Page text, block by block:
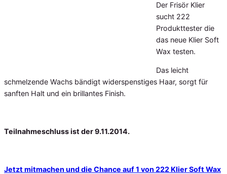
Der Frisör Klier
sucht 222
Produkttester die
das neue Klier Soft
Wax testen.
Das leicht
schmelzende Wachs bändigt widerspenstiges Haar, sorgt für
sanften Halt und ein brillantes Finish.
Teilnahmeschluss ist der 9.11.2014.
Jetzt mitmachen und die Chance auf 1 von 222 Klier Soft Wax